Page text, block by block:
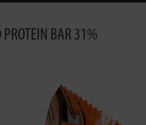
PROTEIN BAR 31%